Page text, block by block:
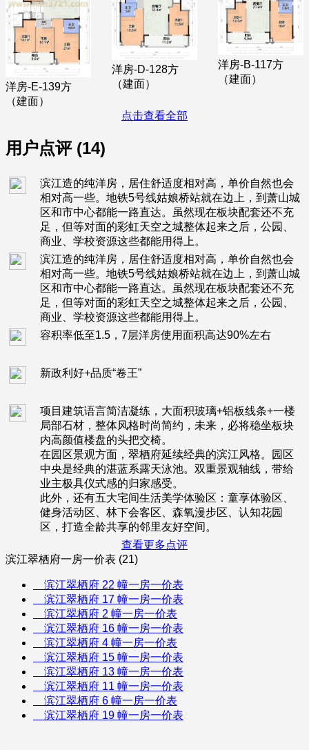
洋房-E-139方
（建面）
洋房-D-128方
（建面）
洋房-B-117方
（建面）
点击查看全部
用户点评 (14)
滨江造的纯洋房，居住舒适度相对高，单价自然也会
相对高一些。地铁5号线姑娘桥站就在边上，到萧山城
区和市中心都能一路直达。虽然现在板块配套还不充
足，但等对面的彩虹天空之城整体起来之后，公园、
商业、学校资源这些都能用得上。
滨江造的纯洋房，居住舒适度相对高，单价自然也会
相对高一些。地铁5号线姑娘桥站就在边上，到萧山城
区和市中心都能一路直达。虽然现在板块配套还不充
足，但等对面的彩虹天空之城整体起来之后，公园、
商业、学校资源这些都能用得上。
容积率低至1.5，7层洋房使用面积高达90%左右
新政利好+品质“卷王”
项目建筑语言简洁凝练，大面积玻璃+铝板线条+一楼
局部石材，整体风格时尚简约，未来，必将稳坐板块
内高颜值楼盘的头把交椅。
在园区景观方面，翠栖府延续经典的滨江风格。园区
中央是经典的湛蓝系露天泳池。双重景观轴线，带给
业主极具仪式感的归家感受。
此外，还有五大宅间生活美学体验区：童享体验区、
健身活动区、林下会客区、森氧漫步区、认知花园
区，打造全龄共享的邻里友好空间。
查看更多点评
滨江翠栖府一房一价表 (21)
滨江翠栖府 22 幢一房一价表
滨江翠栖府 17 幢一房一价表
滨江翠栖府 2 幢一房一价表
滨江翠栖府 16 幢一房一价表
滨江翠栖府 4 幢一房一价表
滨江翠栖府 15 幢一房一价表
滨江翠栖府 13 幢一房一价表
滨江翠栖府 11 幢一房一价表
滨江翠栖府 6 幢一房一价表
滨江翠栖府 19 幢一房一价表